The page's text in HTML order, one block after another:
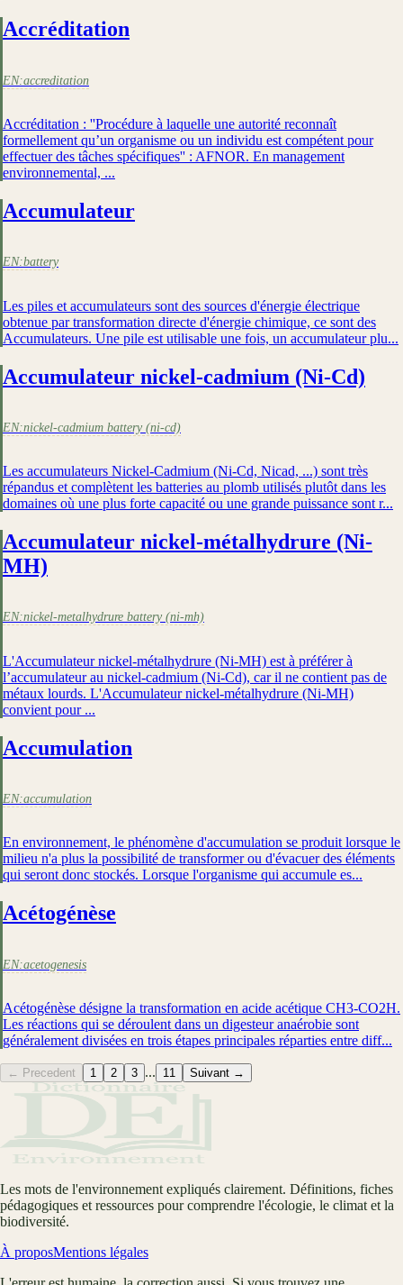
Accréditation
EN:accreditation
Accréditation : ''Procédure à laquelle une autorité reconnaît
formellement qu’un organisme ou un individu est compétent pour
effectuer des tâches spécifiques'' : AFNOR. En management
environnemental, ...
Accumulateur
EN:battery
Les piles et accumulateurs sont des sources d'énergie électrique
obtenue par transformation directe d'énergie chimique, ce sont des
Accumulateurs. Une pile est utilisable une fois, un accumulateur plu...
Accumulateur nickel-cadmium (Ni-Cd)
EN:nickel-cadmium battery (ni-cd)
Les accumulateurs Nickel-Cadmium (Ni-Cd, Nicad, ...) sont très
répandus et complètent les batteries au plomb utilisés plutôt dans les
domaines où une plus forte capacité ou une grande puissance sont r...
Accumulateur nickel-métalhydrure (Ni-
MH)
EN:nickel-metalhydrure battery (ni-mh)
L'Accumulateur nickel-métalhydrure (Ni-MH) est à préférer à
l’accumulateur au nickel-cadmium (Ni-Cd), car il ne contient pas de
métaux lourds. L'Accumulateur nickel-métalhydrure (Ni-MH)
convient pour ...
Accumulation
EN:accumulation
En environnement, le phénomène d'accumulation se produit lorsque le
milieu n'a plus la possibilité de transformer ou d'évacuer des éléments
qui seront donc stockés. Lorsque l'organisme qui accumule es...
Acétogénèse
EN:acetogenesis
Acétogénèse désigne la transformation en acide acétique CH3-CO2H.
Les réactions qui se déroulent dans un digesteur anaérobie sont
généralement divisées en trois étapes principales réparties entre diff...
← Precedent 1 2 3 ... 11 Suivant →
Les mots de l'environnement expliqués clairement. Définitions, fiches
pédagogiques et ressources pour comprendre l'écologie, le climat et la
biodiversité.
À proposMentions légales